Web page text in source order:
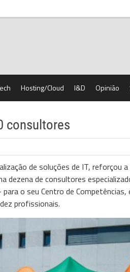
Hosting/Cloud I&D Opinião
consultores
de soluções de IT, reforçou
dezena de consultores
o seu Centro de Competências,
profissionais.